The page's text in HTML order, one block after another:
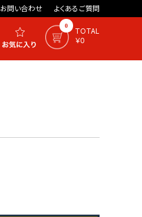
お問い合わせ よくあるご質問
0
TOTAL
￥0